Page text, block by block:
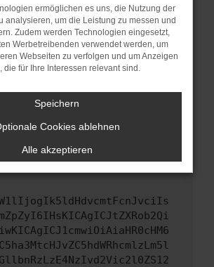
birgt nicht nur ein
sondern kann auch dazu
bestimmte Funktionen nicht mehr
werden.
an den Webseitenbetreiber.
oben genannten Schritte versucht
uns bitte. Wir werden
das Problem zu beheben. Du kannst
Text schicken, um uns bei der
ermöglichen es uns, die Nutzung der
analysieren, um die Leistung zu messen und
Zudem werden Technologien eingesetzt,
Werbetreibenden verwendet werden, um
Webseiten zu verfolgen und um Anzeigen
die für Ihre Interessen relevant sind.
Speichern
Cookies ablehnen
Alle akzeptieren